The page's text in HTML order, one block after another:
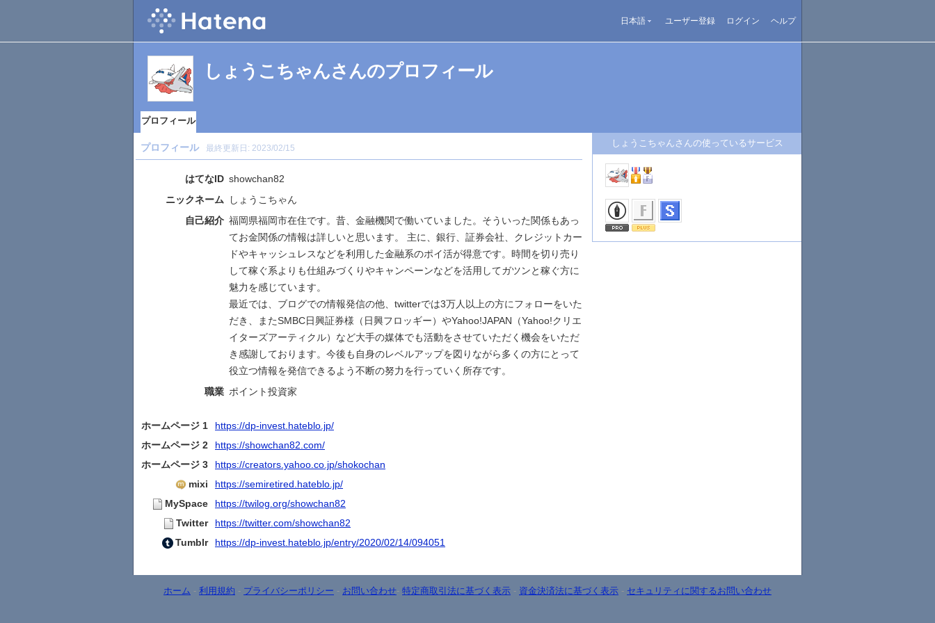
日本語 ユーザー登録 ログイン ヘルプ
しょうこちゃんさんのプロフィール
プロフィール
プロフィール 最終更新日: 2023/02/15
はてなID showchan82
ニックネーム
しょうこちゃん
自己紹介 福岡県福岡市在住です。昔、金融機関で働いていました。そういった関係もあっ
てお金関係の情報は詳しいと思います。 主に、銀行、証券会社、クレジットカー
ドやキャッシュレスなどを利用した金融系のポイ活が得意です。時間を切り売り
して稼ぐ系よりも仕組みづくりやキャンペーンなどを活用してガツンと稼ぐ方に
魅力を感じています。
最近では、ブログでの情報発信の他、twitterでは3万人以上の方にフォローをいた
だき、またSMBC日興証券様（日興フロッギー）やYahoo!JAPAN（Yahoo!クリエ
イターズアーティクル）など大手の媒体でも活動をさせていただく機会をいただ
き感謝しております。今後も自身のレベルアップを図りながら多くの方にとって
役立つ情報を発信できるよう不断の努力を行っていく所存です。
職業 ポイント投資家
ホームページ 1
https://dp-invest.hateblo.jp/
ホームページ 2
https://showchan82.com/
ホームページ 3
https://creators.yahoo.co.jp/shokochan
mixi
https://semiretired.hateblo.jp/
MySpace
https://twilog.org/showchan82
Twitter
https://twitter.com/showchan82
Tumblr
https://dp-invest.hateblo.jp/entry/2020/02/14/094051
しょうこちゃんさんの使っているサービス
ホーム - 利用規約 - プライバシーポリシー - お問い合わせ- 特定商取引法に基づく表示 - 資金決済法に基づく表示 - セキュリティに関するお問い合わせ